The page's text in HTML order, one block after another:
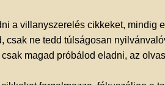
a villanyszerelés cikkeket, mindig
csak ne tedd túlságosan
magad próbálod eladni, az